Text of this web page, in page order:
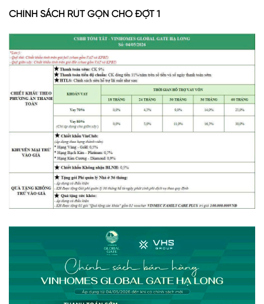
CHÍNH SÁCH RÚT GỌN CHO ĐỢT 1